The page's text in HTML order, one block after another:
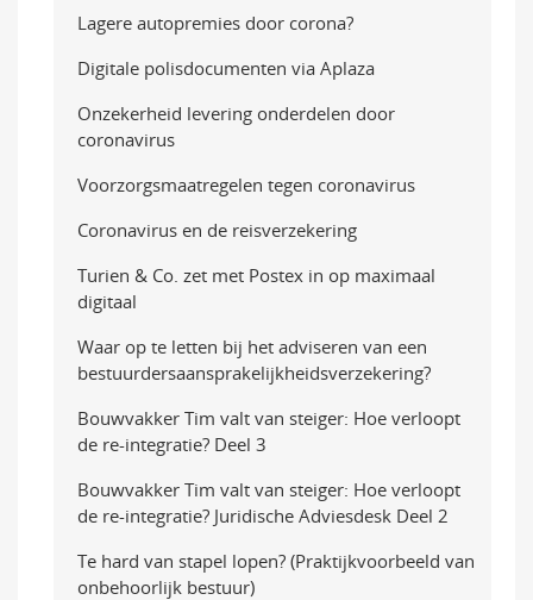
Lagere autopremies door corona?
Digitale polisdocumenten via Aplaza
Onzekerheid levering onderdelen door
coronavirus
Voorzorgsmaatregelen tegen coronavirus
Coronavirus en de reisverzekering
Turien & Co. zet met Postex in op maximaal
digitaal
Waar op te letten bij het adviseren van een
bestuurders­aansprakelijkheidsverzekering?
Bouwvakker Tim valt van steiger: Hoe verloopt
de re-integratie? Deel 3
Bouwvakker Tim valt van steiger: Hoe verloopt
de re-integratie? Juridische Adviesdesk Deel 2
Te hard van stapel lopen? (Praktijkvoorbeeld van
onbehoorlijk bestuur)